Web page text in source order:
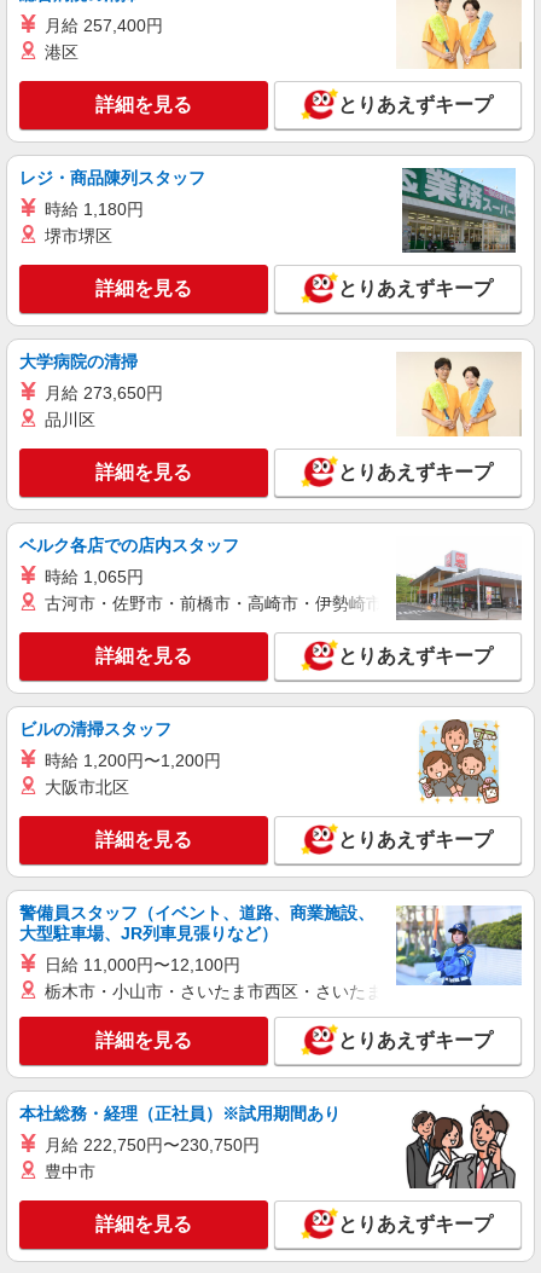
キープ 詳細を見る
正社員
コンパスグループ・ジャパン株式会社 39252_f
NEW
料理長【正社員】
35万円(試用期間3ヶ月) 残業が発生した場合、残業
本給12ヵ月＋賞与） 4,200,000〜5,320,000円 ▼
想定年収（理論年収＋残業20H/月）
4,723,256〜5,982,791円 ※給与は経験や前職給与
に応じて決定します。
メディカルホームまどか西大井 （東京都品川
区西大井5丁目23-13 まどか西大井内）
キープ 詳細を見る
コンパスグループ・ジャパン株式会社 39673_p
NEW
調理補助【アルバイト・パート】
(試用期間2ヶ月) 残業が発生した場合、残業代を1
分単位で別途支給します。
品川志匠会病院 （東京都品川区北品川１－２
９－７）
キープ
正社員
コンパスグループ・ジャパン株式会社 21245_f
NEW
調理師【正社員】
月給28万円〜33万円 試用期間中 月給28万円〜
代を1分単位で別途支給します。 ※給与は経験や
前職給与に応じて決定します。
ソニーシティー大崎 （東京都品川区大崎2-
10-1 4F）
キープ 詳細を見る
アルバイト パート
コンパスグループ・ジャパン株式会社 39252_p
NEW
調理師【アルバイト・パート】
時給1,600円以上 試用期間中 時給1,600円以上
(試用期間2ヶ月) 残業が発生した場合、残業代を1
分単位で別途支給します。
区西大井5丁目23-13 まどか西大井内）
キープ 詳細を見る
アルバイト パート
コンパスグループ・ジャパン株式会社 21706_p
NEW
調理補助【アルバイト・パート】
時給1,450円以上 試用期間中 時給1,450円以上
(試用期間2ヶ月) 残業が発生した場合、残業代を1
分単位で別途支給します。
月給 257,400円
港区
詳細を見る とりあえずキープ
レジ・商品陳列スタッフ
時給 1,180円
堺市堺区
詳細を見る とりあえずキープ
大学病院の清掃
月給 273,650円
品川区
詳細を見る とりあえずキープ
ベルク各店での店内スタッフ
時給 1,065円
古河市・佐野市・前橋市・高崎市・伊勢崎市・太田市・館林市
詳細を見る とりあえずキープ
ビルの清掃スタッフ
時給 1,200円〜1,200円
大阪市北区
詳細を見る とりあえずキープ
警備員スタッフ（イベント、道路、商業施設、
大型駐車場、JR列車見張りなど）
日給 11,000円〜12,100円
栃木市・小山市・さいたま市西区・さいたま市岩槻区・久喜市・
詳細を見る とりあえずキープ
本社総務・経理（正社員）※試用期間あり
月給 222,750円〜230,750円
豊中市
詳細を見る とりあえずキープ